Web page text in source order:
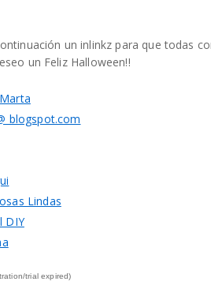
un inlinkz para que todas
un Feliz Halloween!!
blogspot.com
Lindas
DIY
trial expired)